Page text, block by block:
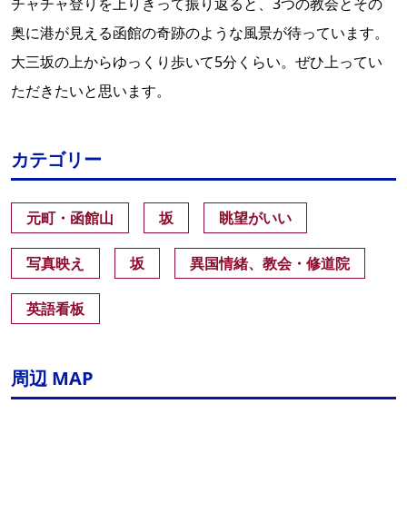
奥に港が見える函館の奇跡のような風景が待っています。
大三坂の上からゆっくり歩いて5分くらい。ぜひ上ってい
ただきたいと思います。
カテゴリー
元町・函館山 坂 眺望がいい
写真映え 坂 異国情緒、教会・修道院
英語看板
周辺 MAP